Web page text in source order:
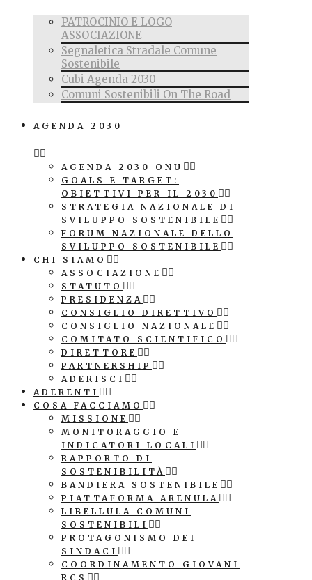
PATROCINIO E LOGO
ASSOCIAZIONE
Segnaletica Stradale Comune
Sostenibile
Cubi Agenda 2030
Comuni Sostenibili On The Road
AGENDA 2030
AGENDA 2030 ONU
GOALS E TARGET:
OBIETTIVI PER IL 2030
STRATEGIA NAZIONALE DI
SVILUPPO SOSTENIBILE
FORUM NAZIONALE DELLO
SVILUPPO SOSTENIBILE
CHI SIAMO
ASSOCIAZIONE
STATUTO
PRESIDENZA
CONSIGLIO DIRETTIVO
CONSIGLIO NAZIONALE
COMITATO SCIENTIFICO
DIRETTORE
PARTNERSHIP
ADERISCI
ADERENTI
COSA FACCIAMO
MISSIONE
MONITORAGGIO E
INDICATORI LOCALI
RAPPORTO DI
SOSTENIBILITÀ
BANDIERA SOSTENIBILE
PIATTAFORMA ARENULA
LIBELLULA COMUNI
SOSTENIBILI
PROTAGONISMO DEI
SINDACI
COORDINAMENTO GIOVANI
RCS